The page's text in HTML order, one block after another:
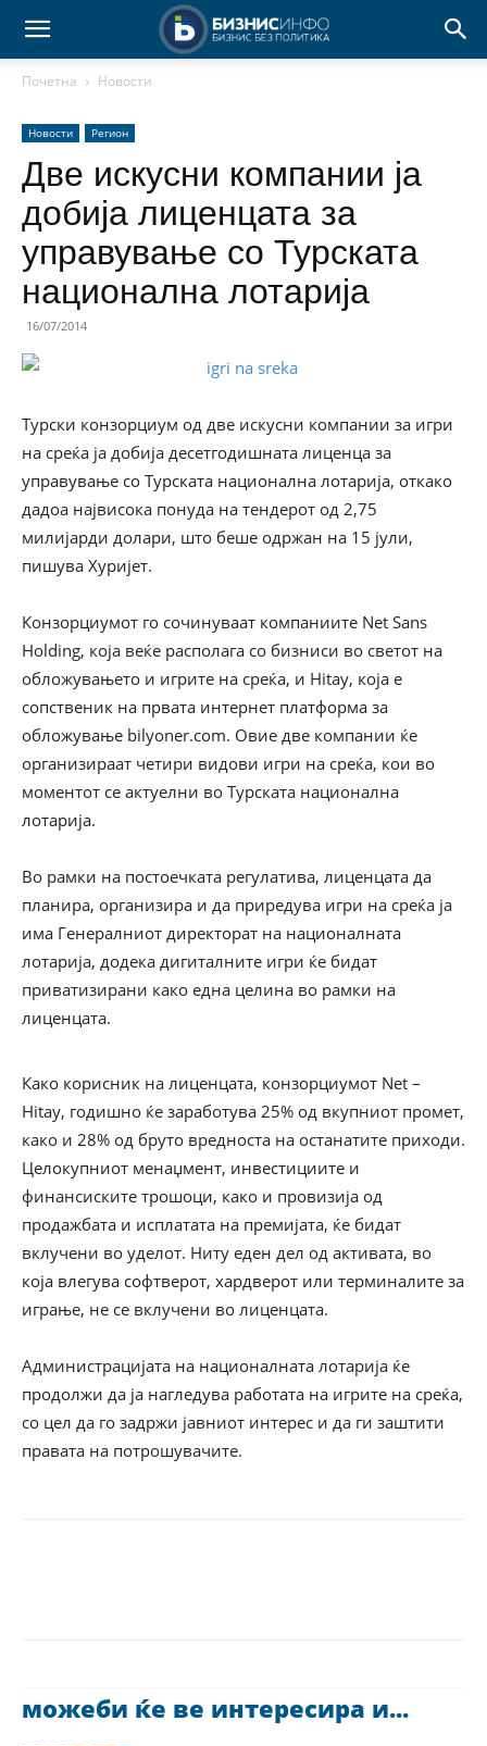
Почетна Новости
Новости Регион
Две искусни компании ја
добија лиценцата за
управување со Турската
национална лотарија
16/07/2014
Турски конзорциум од две искусни компании за игри
на среќа ја добија десетгодишната лиценца за
управување со Турската национална лотарија, откако
дадоа највисока понуда на тендерот од 2,75
милијарди долари, што беше одржан на 15 јули,
пишува Хуријет.
Конзорциумот го сочинуваат компаниите Net Sans
Holding, која веќе располага со бизниси во светот на
обложувањето и игрите на среќа, и Hitay, која е
сопственик на првата интернет платформа за
обложување bilyoner.com. Овие две компании ќе
организираат четири видови игри на среќа, кои во
моментот се актуелни во Турската национална
лотарија.
Во рамки на постоечката регулатива, лиценцата да
планира, организира и да приредува игри на среќа ја
има Генералниот директорат на националната
лотарија, додека дигиталните игри ќе бидат
приватизирани како една целина во рамки на
лиценцата.
Како корисник на лиценцата, конзорциумот Net –
Hitay, годишно ќе заработува 25% од вкупниот промет,
како и 28% од бруто вредноста на останатите приходи.
Целокупниот менаџмент, инвестициите и
финансиските трошоци, како и провизија од
продажбата и исплатата на премијата, ќе бидат
вклучени во уделот. Ниту еден дел од активата, во
која влегува софтверот, хардверот или терминалите за
играње, не се вклучени во лиценцата.
Администрацијата на националната лотарија ќе
продолжи да ја нагледува работата на игрите на среќа,
со цел да го задржи јавниот интерес и да ги заштити
правата на потрошувачите.
можеби ќе ве интересира и...